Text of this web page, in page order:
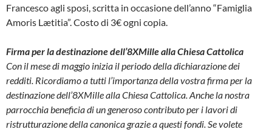
Francesco agli sposi, scritta in occasione dell’anno “Famiglia
Amoris Lætitia”. Costo di 3€ ogni copia.
Firma per la destinazione dell’8XMille alla Chiesa Cattolica
Con il mese di maggio inizia il periodo della dichiarazione dei
redditi. Ricordiamo a tutti l’importanza della vostra firma per la
destinazione dell’8XMille alla Chiesa Cattolica. Anche la nostra
parrocchia beneficia di un generoso contributo per i lavori di
ristrutturazione della canonica grazie a questi fondi. Se volete